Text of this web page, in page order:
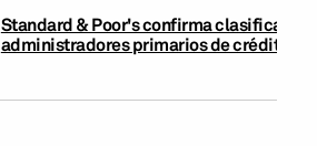
Standard & Poor's confirma
administradores primarios de créditos